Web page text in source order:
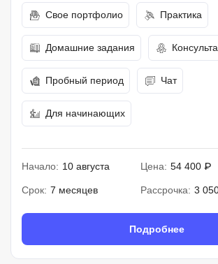
Свое портфолио Практика
Домашние задания
Пробный период Чат
Для начинающих
Начало: 10 августа Цена: 54 400 ₽
Срок: 7 месяцев Рассрочка: 3
Подробнее